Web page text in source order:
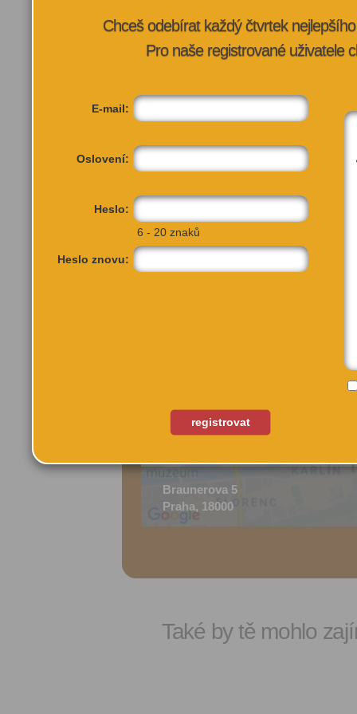
VÍCE
Braunerova 5
Praha, 18000
Také by tě mohlo
Chceš odebírat každý čtvrtek
Pro naše registrované uživatele
E-mail:
Oslovení:
Heslo:
6 - 20 znaků
Heslo znovu:
registrovat